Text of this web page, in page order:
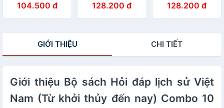
Đến Thế Kỷ X
104.500 đ
Đến Ngày Thành
Lập Đảng Cộng
128.200 đ
Lam Sơn Đến
Nửa Đầu Thế Kỷ
128.200 đ
GIỚI THIỆU CHI TIẾT
Giới thiệu Bộ sách Hỏi đáp lịch sử Việt
Nam (Từ khởi thủy đến nay) Combo 10